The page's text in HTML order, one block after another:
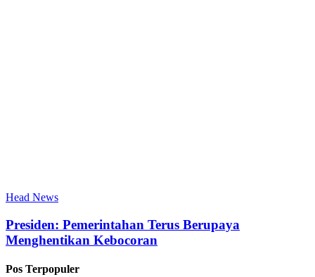
Head News
Presiden: Pemerintahan Terus Berupaya
Menghentikan Kebocoran
Pos Terpopuler